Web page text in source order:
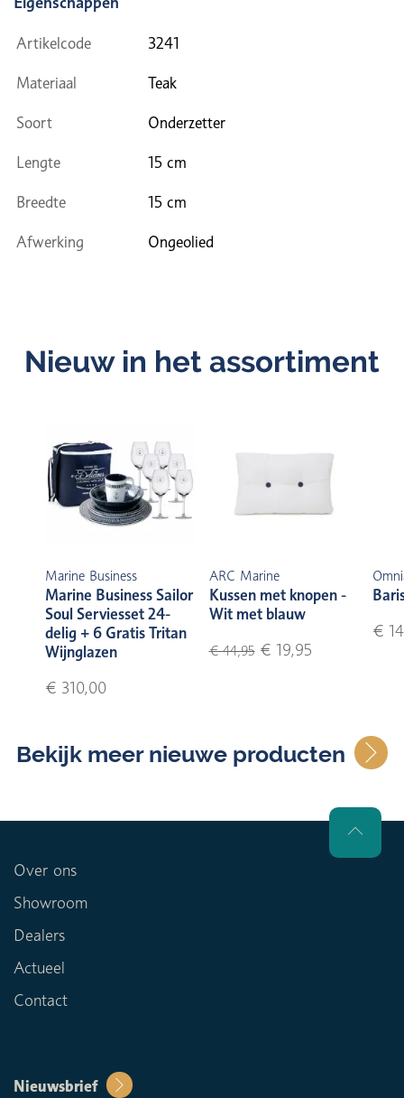
Artikelcode 3241
Materiaal Teak
Soort Onderzetter
Lengte 15 cm
Breedte 15 cm
Afwerking Ongeolied
Nieuw in het assortiment
Marine Business
Marine Business Sailor
Soul Serviesset 24-
delig + 6 Gratis Tritan
Wijnglazen
€ 310,00
ARC Marine
Kussen met knopen -
Wit met blauw
€ 44,95€ 19,95
€
Bekijk meer nieuwe producten
Over ons
Showroom
Dealers
Actueel
Contact
Nieuwsbrief